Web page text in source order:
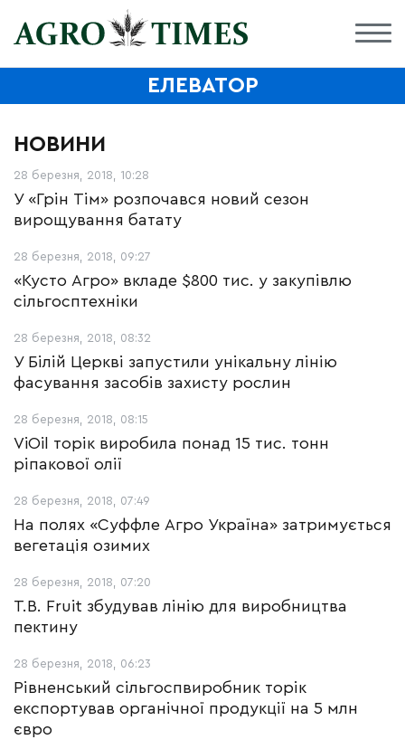
ЕЛЕВАТОР
НОВИНИ
28 березня, 2018, 10:28
У «Грін Тім» розпочався новий сезон
вирощування батату
28 березня, 2018, 09:27
«Кусто Агро» вкладе $800 тис. у закупівлю
сільгосптехніки
28 березня, 2018, 08:32
У Білій Церкві запустили унікальну лінію
фасування засобів захисту рослин
28 березня, 2018, 08:15
ViОil торік виробила понад 15 тис. тонн
ріпакової олії
28 березня, 2018, 07:49
На полях «Суффле Агро Україна» затримується
вегетація озимих
28 березня, 2018, 07:20
T.B. Fruit збудував лінію для виробництва
пектину
28 березня, 2018, 06:23
Рівненський сільгоспвиробник торік
експортував органічної продукції на 5 млн
євро